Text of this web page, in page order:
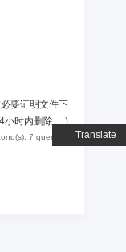
Translate
要证明文件下
小时内删除。)
7 queries .